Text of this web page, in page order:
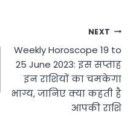
NEXT
Weekly Horoscope 19 to
25 June 2023: इस सप्ताह
इन राशियों का चमकेगा
भाग्य, जानिए क्या कहती है
आपकी राशि